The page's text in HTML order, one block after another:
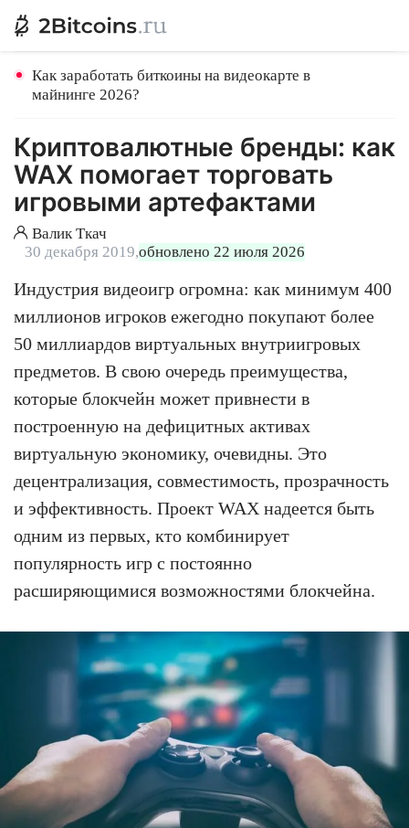
Как заработать биткоины на видеокарте в
майнинге 2026?
Криптовалютные бренды: как
WAX помогает торговать
игровыми артефактами
Валик Ткач
30 декабря 2019,обновлено 22 июля 2026
Индустрия видеоигр огромна: как минимум 400
миллионов игроков ежегодно покупают более
50 миллиардов виртуальных внутриигровых
предметов. В свою очередь преимущества,
которые блокчейн может привнести в
построенную на дефицитных активах
виртуальную экономику, очевидны. Это
децентрализация, совместимость, прозрачность
и эффективность. Проект WAX надеется быть
одним из первых, кто комбинирует
популярность игр с постоянно
расширяющимися возможностями блокчейна.